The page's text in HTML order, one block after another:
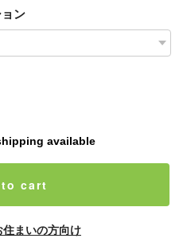
ョン
available
cart
住まいの方向け